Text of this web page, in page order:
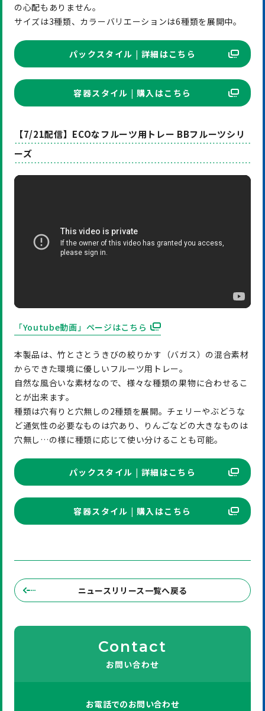
の心配もありません。
サイズは3種類、カラーバリエーションは6種類を展開中。
パックスタイル | 詳細はこちら
容器スタイル | 購入はこちら
【7/21配信】ECOなフルーツ用トレー BBフルーツシリ
ーズ
「Youtube動画」ページはこちら
本製品は、竹とさとうきびの絞りかす（バガス）の混合素材
からできた環境に優しいフルーツ用トレー。
自然な風合いな素材なので、様々な種類の果物に合わせるこ
とが出来ます。
種類は穴有りと穴無しの2種類を展開。チェリーやぶどうな
ど通気性の必要なものは穴あり、りんごなどの大きなものは
穴無し…の様に種類に応じて使い分けることも可能。
パックスタイル | 詳細はこちら
容器スタイル | 購入はこちら
ニュースリリース一覧へ戻る
Contact
お問い合わせ
お電話でのお問い合わせ